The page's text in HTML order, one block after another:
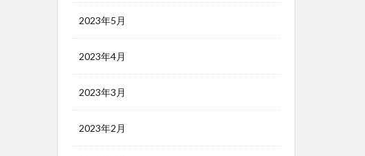
2023年5月
2023年4月
2023年3月
2023年2月